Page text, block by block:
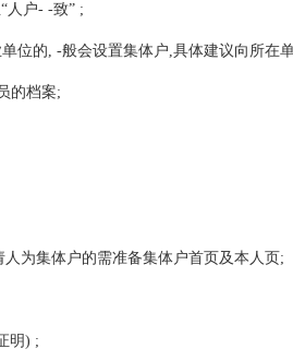
人户- -致” ;
位的, -般会设置集体户,具体建议向所在
的档案;
人为集体户的需准备集体户首页及本人页;
明) ;